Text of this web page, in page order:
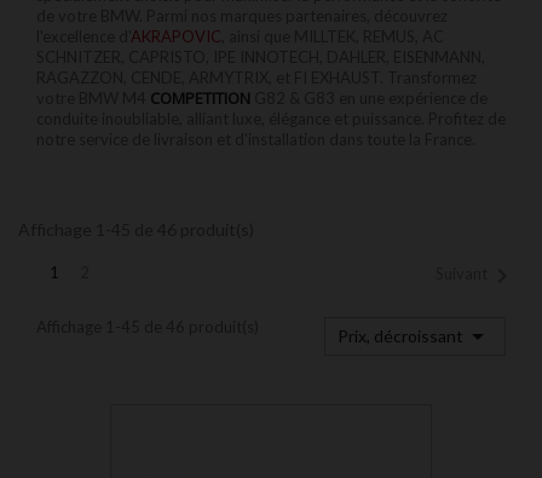
AKRAPOVIC
COMPETITION
1
Prix, décroissant 